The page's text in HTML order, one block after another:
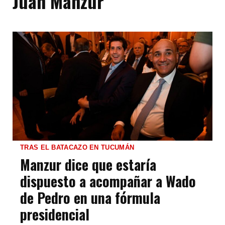
TRAS EL BATACAZO EN TUCUMÁN
Manzur dice que estaría
dispuesto a acompañar a Wado
de Pedro en una fórmula
presidencial